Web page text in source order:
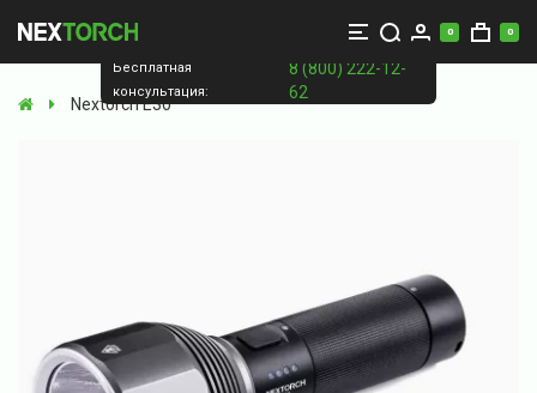
0 0
Nextorch E30
Бесплатная
консультация:
8 (800) 222-12-
62